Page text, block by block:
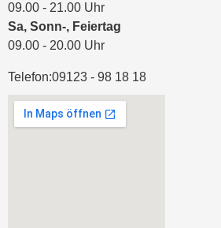
09.00 - 21.00 Uhr
Sa, Sonn-, Feiertag
09.00 - 20.00 Uhr
Telefon:09123 - 98 18 18